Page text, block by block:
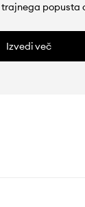
trajnega popusta
Izvedi več